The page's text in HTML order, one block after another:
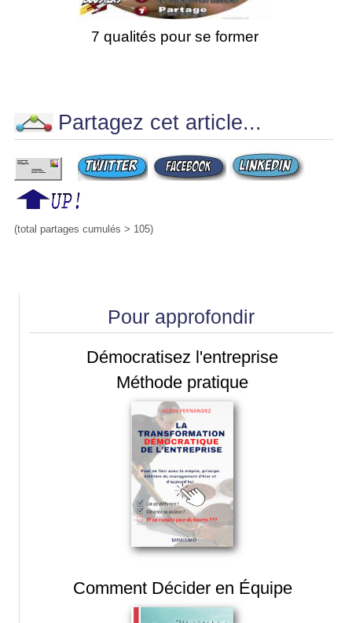
7 qualités pour se former
Partagez cet article...
(total partages cumulés > 105)
Pour approfondir
Démocratisez l'entreprise
Méthode pratique
Comment Décider en Équipe